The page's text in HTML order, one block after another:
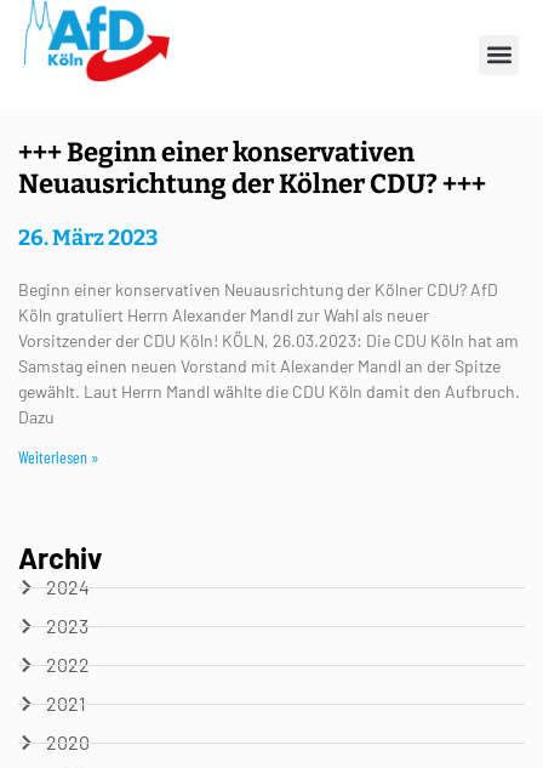
Schlagwort: Mandl
+++ Beginn einer konservativen
Neuausrichtung der Kölner CDU? +++
26. März 2023
Beginn einer konservativen Neuausrichtung der Kölner CDU? AfD
Köln gratuliert Herrn Alexander Mandl zur Wahl als neuer
Vorsitzender der CDU Köln! KÖLN, 26.03.2023: Die CDU Köln hat am
Samstag einen neuen Vorstand mit Alexander Mandl an der Spitze
gewählt. Laut Herrn Mandl wählte die CDU Köln damit den Aufbruch.
Dazu
Weiterlesen »
Archiv
2024
2023
2022
2021
2020